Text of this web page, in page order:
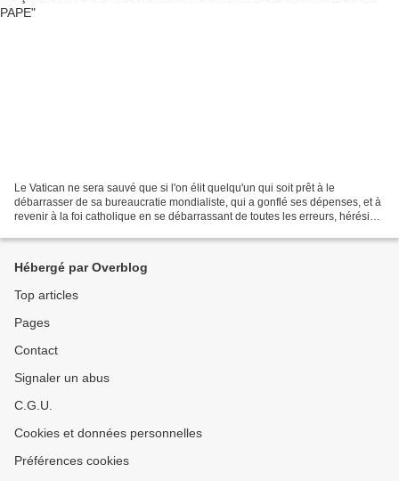
Le Vatican ne sera sauvé que si l'on élit quelqu'un qui soit prêt à le
débarrasser de sa bureaucratie mondialiste, qui a gonflé ses dépenses, et à
revenir à la foi catholique en se débarrassant de toutes les erreurs, hérésies,
Hébergé par Overblog
Top articles
Pages
Contact
Signaler un abus
C.G.U.
Cookies et données personnelles
Préférences cookies